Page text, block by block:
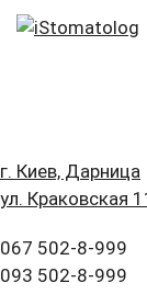
ЦІНИ
БЛОГ
ПАЦІЄНТУ
ПОСЛУГИ
г. Киев, Дарница
ул. Краковская
067 502-8-999
093 502-8-999